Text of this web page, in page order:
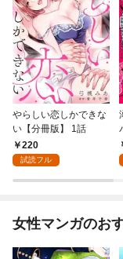
やらしい恋しかできな
い【分冊版】 1話
220
試読フル
女性マンガのお